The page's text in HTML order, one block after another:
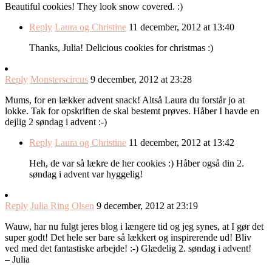
Beautiful cookies! They look snow covered. :)
Reply Laura og Christine 11 december, 2012 at 13:40
Thanks, Julia! Delicious cookies for christmas :)
Reply Monsterscircus 9 december, 2012 at 23:28
Mums, for en lækker advent snack! Altså Laura du forstår jo at
lokke. Tak for opskriften de skal bestemt prøves. Håber I havde en
dejlig 2 søndag i advent :-)
Reply Laura og Christine 11 december, 2012 at 13:42
Heh, de var så lækre de her cookies :) Håber også din 2.
søndag i advent var hyggelig!
Reply Julia Ring Olsen 9 december, 2012 at 23:19
Wauw, har nu fulgt jeres blog i længere tid og jeg synes, at I gør det
super godt! Det hele ser bare så lækkert og inspirerende ud! Bliv
ved med det fantastiske arbejde! :-) Glædelig 2. søndag i advent!
– Julia